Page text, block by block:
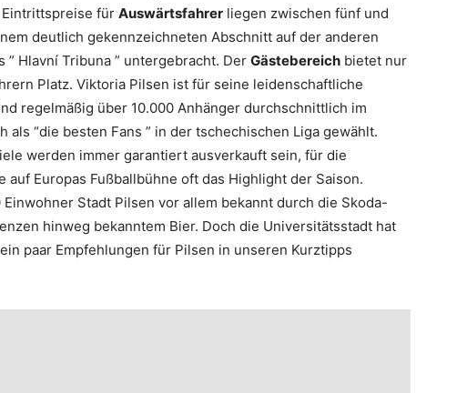
für Auswärtsfahrer liegen zwischen fünf und
deutlich gekennzeichneten Abschnitt auf der anderen
Hlavní Tribuna ” untergebracht. Der Gästebereich bietet nur
Platz. Viktoria Pilsen ist für seine leidenschaftliche
regelmäßig über 10.000 Anhänger durchschnittlich im
als “die besten Fans ” in der tschechischen Liga gewählt.
werden immer garantiert ausverkauft sein, für die
auf Europas Fußballbühne oft das Highlight der Saison.
Stadt Pilsen vor allem bekannt durch die Skoda-
hinweg bekanntem Bier. Doch die Universitätsstadt hat
paar Empfehlungen für Pilsen in unseren Kurztipps